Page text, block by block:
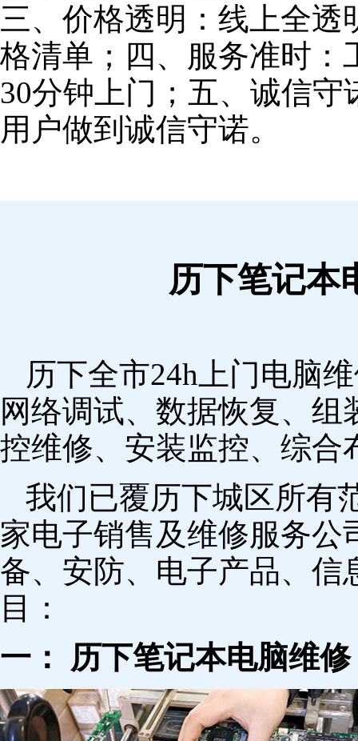
三、价格透明：线上全
格清单；四、服务准时：
30分钟上门；五、诚信
用户做到诚信守诺。
历下笔记本
历下全市24h上门电脑
网络调试、数据恢复、
控维修、安装监控、综合
我们已覆历下城区所有
家电子销售及维修服务公
备、安防、电子产品、信
目：
一： 历下笔记本电脑维修